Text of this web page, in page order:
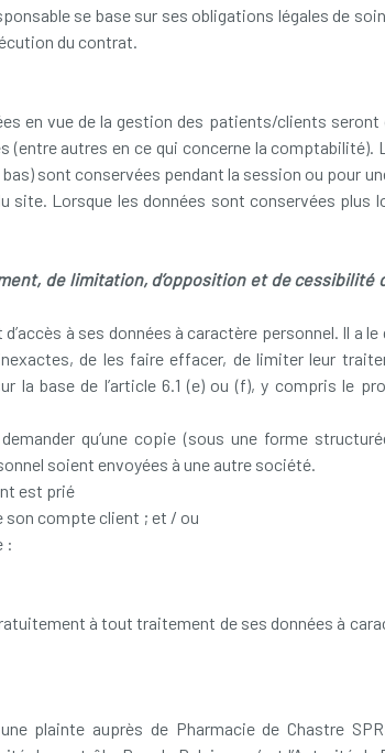
se base sur ses obligations légales de
du contrat.
en vue de la gestion des patients/clients seront
autres en ce qui concerne la comptabilité).
sont conservées pendant la session ou pour
site. Lorsque les données sont conservées plus
de limitation, d’opposition et de cessibilité
à ses données à caractère personnel. Il a
de les faire effacer, de limiter leur
la base de l’article 6.1 (e) ou (f), y compris le
qu’une copie (sous une forme
soient envoyées à une autre société.
est prié
son compte client ; et / ou
:
à tout traitement de ses données à
plainte auprès de Pharmacie de Chastre